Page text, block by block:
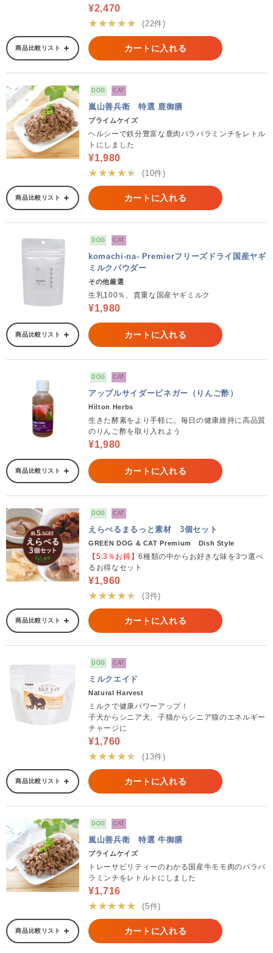
¥2,470
★★★★★
(22件)
商品比較リスト カートに入れる
DOG CAT
嵐山善兵衛 特選 鹿御膳
プライムケイズ
ヘルシーで鉄分豊富な鹿肉パラパラミンチをレトル
トにしました
¥1,980
★★★★★
(10件)
商品比較リスト カートに入れる
DOG CAT
komachi-na- Premierフリーズドライ国産ヤギ
ミルクパウダー
その他厳選
生乳100％、貴重な国産ヤギミルク
¥1,980
商品比較リスト カートに入れる
DOG CAT
アップルサイダービネガー（りんご酢）
Hilton Herbs
生きた酵素をより手軽に。毎日の健康維持に高品質
のりんご酢を取り入れよう
¥1,980
商品比較リスト カートに入れる
DOG CAT
えらべるまるっと素材 3個セット
GREEN DOG & CAT Premium Dish Style
【5.3％お得】6種類の中からお好きな味を3つ選べ
るお得なセット
¥1,960
★★★★★
(3件)
商品比較リスト カートに入れる
DOG CAT
ミルクエイド
Natural Harvest
ミルクで健康パワーアップ！
子犬からシニア犬、子猫からシニア猫のエネルギー
チャージに
¥1,760
★★★★★
(13件)
商品比較リスト カートに入れる
DOG CAT
嵐山善兵衛 特選 牛御膳
プライムケイズ
トレーサビリティーのわかる国産牛モモ肉のパラパ
ラミンチをレトルトにしました
¥1,716
★★★★★
(5件)
商品比較リスト カートに入れる